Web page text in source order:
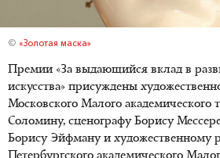
© «Золотая маска»
Премии «За выдающийся вклад в
искусства» присуждены
Московского Малого академического
Соломину, сценографу Борису
Борису Эйфману и художественному